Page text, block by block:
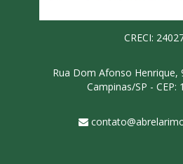
CRECI:
Rua Dom Afonso Henrique,
Campinas/SP - CEP: